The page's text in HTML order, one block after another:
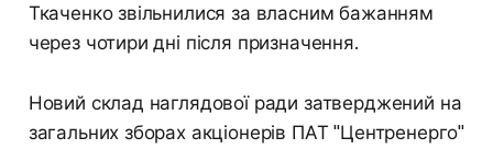
Ткаченко звільнилися за власним бажанням
через чотири дні після призначення.
Новий склад наглядової ради затверджений на
загальних зборах акціонерів ПАТ "Центренерго"